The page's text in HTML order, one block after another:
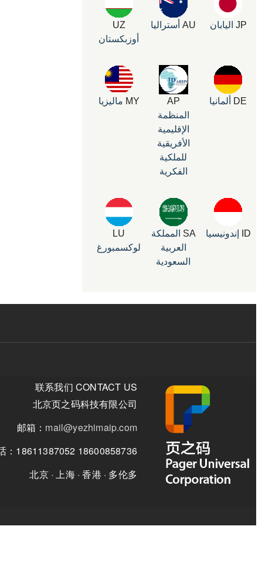
أوزبكستان
AU أستراليا اليابان
ماليزيا
المنظمة
الإقليمية
الأفريقية
للملكية
الفكرية
ألمانيا
لوكسمبورغ
SA
المملكة
العربية
السعودية
إندونيسيا
联系我们 CONTACT US
北京页之码科技有限公司
邮箱：mail@yezhimaip.com
电话：18611387052 18600858736
北京 · 上海 · 香港 · 多伦多